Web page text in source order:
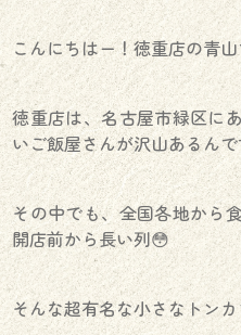
こんにちはー！徳重店の青
徳重店は、名古屋市緑区に
いご飯屋さんが沢山あるん
その中でも、全国各地から
開店前から長い列😳
そんな超有名な小さなトン